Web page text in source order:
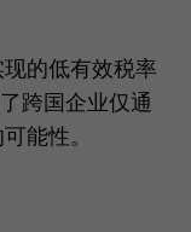
的低有效税率
跨国企业仅通
能性。